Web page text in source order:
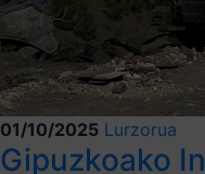
01/10/2025 Lurzorua
Gipuzkoako